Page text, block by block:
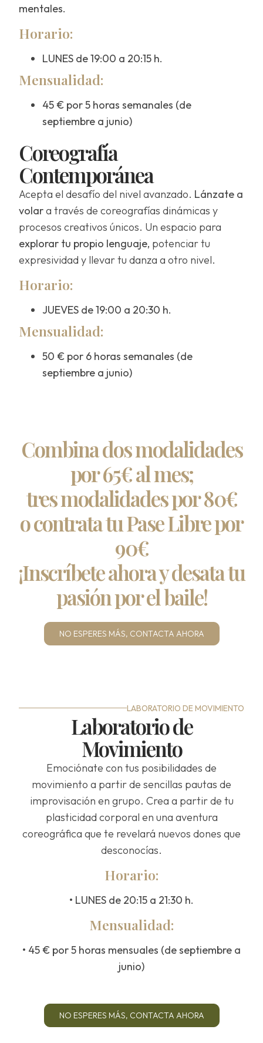
mentales.
Horario:
LUNES de 19:00 a 20:15 h.
Mensualidad:
45 € por 5 horas semanales (de
septiembre a junio)
Coreografía
Contemporánea
Acepta el desafío del nivel avanzado. Lánzate a
volara través de coreografías dinámicas y
procesos creativos únicos. Un espacio para
explorar tu propio lenguaje, potenciar tu
expresividad y llevar tu danza a otro nivel.
Horario:
JUEVES de 19:00 a 20:30 h.
Mensualidad:
50 € por 6 horas semanales (de
septiembre a junio)
Combina dos modalidades
por 65€ al mes;
tres modalidades por 80€
o contrata tu Pase Libre por
90€
¡Inscríbete ahora y desata tu
pasión por el baile!
NO ESPERES MÁS, CONTACTA AHORA
LABORATORIO DE MOVIMIENTO
Laboratorio de
Movimiento
Emociónate con tus posibilidades de
movimiento a partir de sencillas pautas de
improvisación en grupo. Crea a partir de tu
plasticidad corporal en una aventura
coreográfica que te revelará nuevos dones que
desconocías.
Horario:
• LUNES de 20:15 a 21:30 h.
Mensualidad:
• 45 € por 5 horas mensuales (de septiembre a
junio)
NO ESPERES MÁS, CONTACTA AHORA